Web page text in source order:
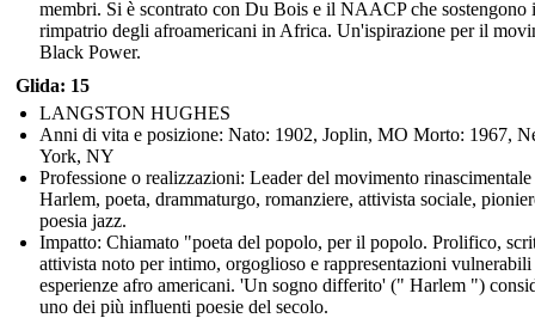
membri. Si è scontrato con Du Bois e il NAACP che sostengono
rimpatrio degli afroamericani in Africa. Un'ispirazione per il
Black Power.
Glida: 15
LANGSTON HUGHES
Anni di vita e posizione: Nato: 1902, Joplin, MO Morto: 1967,
York, NY
Professione o realizzazioni: Leader del movimento
Harlem, poeta, drammaturgo, romanziere, attivista sociale,
poesia jazz.
Impatto: Chiamato "poeta del popolo, per il popolo. Prolifico,
attivista noto per intimo, orgoglioso e rappresentazioni
esperienze afro americani. 'Un sogno differito' (" Harlem ")
uno dei più influenti poesie del secolo.